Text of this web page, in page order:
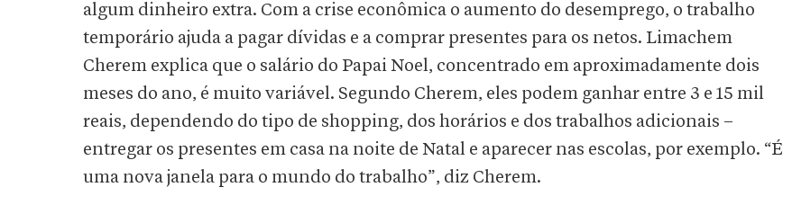
algum dinheiro extra. Com a crise econômica o aumento do desemprego, o trabalho
temporário ajuda a pagar dívidas e a comprar presentes para os netos. Limachem
Cherem explica que o salário do Papai Noel, concentrado em aproximadamente dois
meses do ano, é muito variável. Segundo Cherem, eles podem ganhar entre 3 e 15 mil
reais, dependendo do tipo de shopping, dos horários e dos trabalhos adicionais –
entregar os presentes em casa na noite de Natal e aparecer nas escolas, por exemplo. “É
uma nova janela para o mundo do trabalho”, diz Cherem.